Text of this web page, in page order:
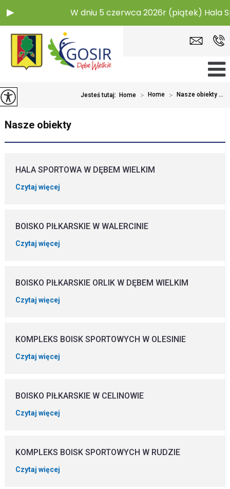
W dniu 5 czerwca 2026r (piątek) Hala
Jesteś tutaj: Home > Home > Nasze obiekty ...
Nasze obiekty
HALA SPORTOWA W DĘBEM WIELKIM
Czytaj więcej
BOISKO PIŁKARSKIE W WALERCINIE
Czytaj więcej
BOISKO PIŁKARSKIE ORLIK W DĘBEM WIELKIM
Czytaj więcej
KOMPLEKS BOISK SPORTOWYCH W OLESINIE
Czytaj więcej
BOISKO PIŁKARSKIE W CELINOWIE
Czytaj więcej
KOMPLEKS BOISK SPORTOWYCH W RUDZIE
Czytaj więcej